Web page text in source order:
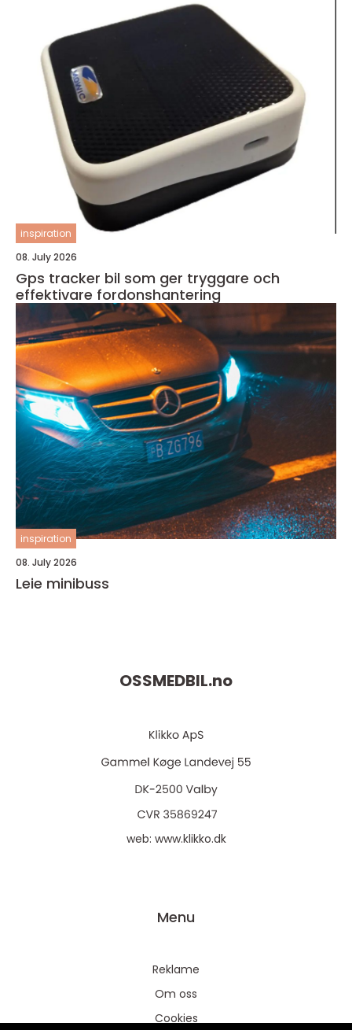
inspiration
08. July 2026
Gps tracker bil som ger tryggare och
effektivare fordonshantering
inspiration
08. July 2026
Leie minibuss
OSSMEDBIL.no
web: www.klikko.dk
Menu
Reklame
Om oss
Cookies